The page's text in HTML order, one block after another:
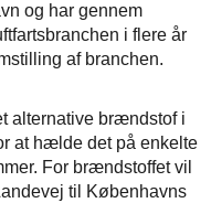
og har gennem
i flere år
af branchen.
alternative brændstof i
at hælde det på enkelte
For brændstoffet vil
til Københavns